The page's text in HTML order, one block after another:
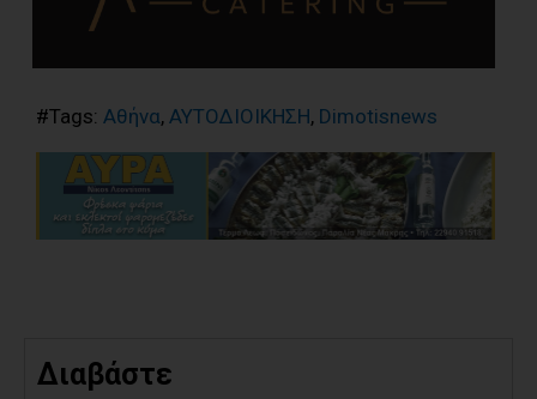
#Tags: Αθήνα, ΑΥΤΟΔΙΟΙΚΗΣΗ, Dimotisnews
Διαβάστε